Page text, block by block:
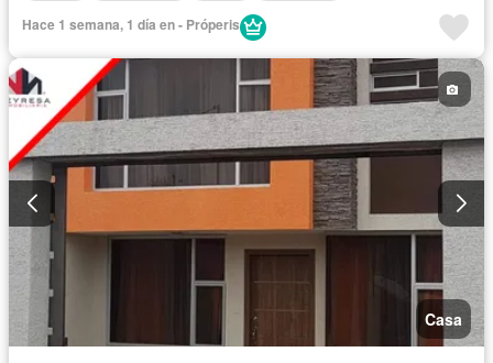
Hace 1 semana, 1 día en - Próperis
Casa